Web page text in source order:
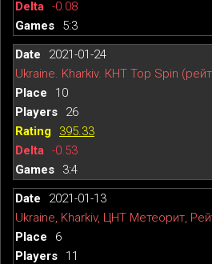
-0.08
5:3
2021-01-24
Ukraine. Kharkiv. КНТ Top Spin
10
26
395.33
-0.53
3:4
2021-01-13
Ukraine, Kharkiv, ЦНТ Метеорит,
6
11